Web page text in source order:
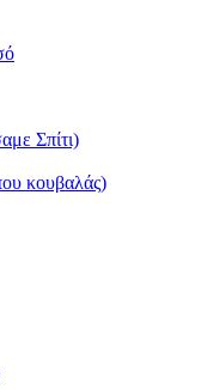
Σπίτι)
κουβαλάς)